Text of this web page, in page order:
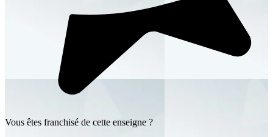
Vous êtes franchisé de cette enseigne ?